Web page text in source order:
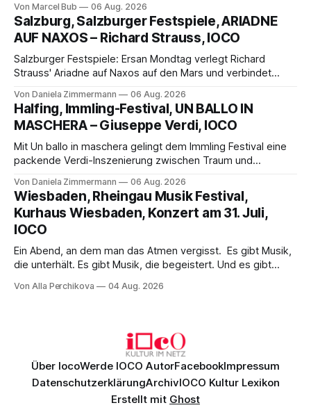
eine bildgewaltige Inszenierung, Maxime Pascal entfaltet
die komplexe Partitur eindrucksvoll, Philippe Sly berührt als
Franziskus.
Von Marcel Bub 06 Aug. 2026
Salzburg, Salzburger Festspiele, ARIADNE
AUF NAXOS – Richard Strauss, IOCO
Salzburger Festspiele: Ersan Mondtag verlegt Richard
Strauss' Ariadne auf Naxos auf den Mars und verbindet
Aufführung mit starken Solisten und den Wiener
Philharmonikern, szenisch bleibt der zweite Akt jedoch
hinter den Erwartungen zurück.
Von Daniela Zimmermann 06 Aug. 2026
Halfing, Immling-Festival, UN BALLO IN
MASCHERA – Giuseppe Verdi, IOCO
Mit Un ballo in maschera gelingt dem Immling Festival eine
packende Verdi-Inszenierung zwischen Traum und
psychologische Tiefe mit starken Bildern, getragen von
einem spielfreudigen Ensemble und einer musikalisch
überzeugenden Gesamtleistung.
Von Daniela Zimmermann 06 Aug. 2026
Wiesbaden, Rheingau Musik Festival,
Kurhaus Wiesbaden, Konzert am 31. Juli,
IOCO
Ein Abend, an dem man das Atmen vergisst. Es gibt Musik,
die unterhält. Es gibt Musik, die begeistert. Und es gibt
Genau so war der Abend im Kurhaus Wiesbaden, an dem
Von Alla Perchikova 04 Aug. 2026
Über IocoWerde IOCO AutorFacebookImpressum
DatenschutzerklärungArchivIOCO Kultur Lexikon
Erstellt mit Ghost